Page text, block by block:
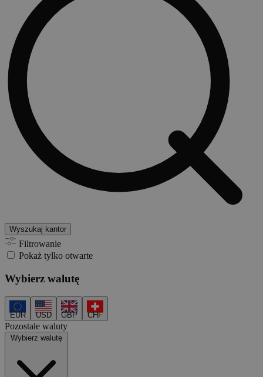
Wyszukaj kantor
Filtrowanie
Pokaż tylko otwarte
Wybierz walutę
EUR USD GBP CHF
Pozostałe waluty
Wybierz walutę